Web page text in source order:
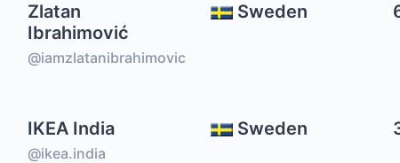
Zlatan
Ibrahimović
@iamzlatanibrahimovic
Sweden
IKEA India
@ikea.india
Sweden